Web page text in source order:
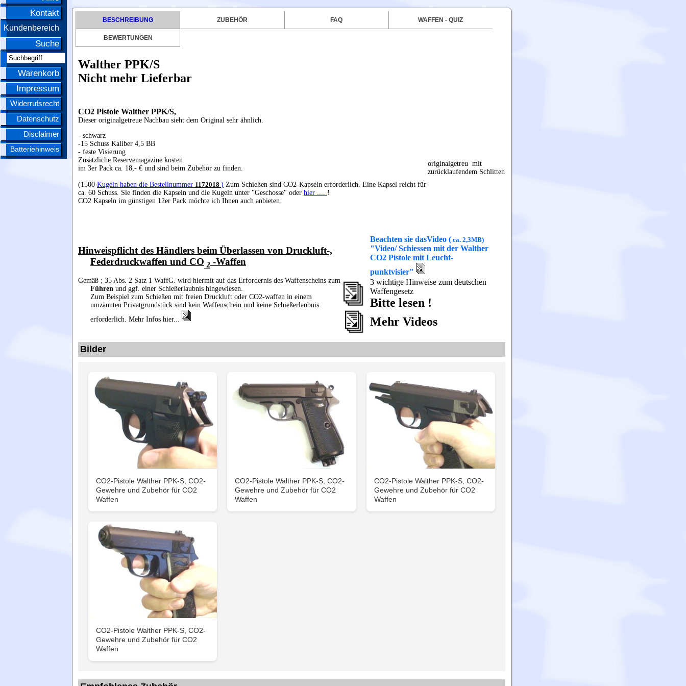
Kontakt
Kundenbereich
Suche
Warenkorb
Impressum
Widerrufsrecht
Datenschutz
Disclaimer
Batteriehinweis
BESCHREIBUNG ZUBEHÖR FAQ WAFFEN - QUIZ
BEWERTUNGEN
Walther PPK/S
Nicht mehr Lieferbar
CO2 Pistole Walther PPK/S,
Dieser originalgetreue Nachbau sieht dem Original sehr ähnlich.
- schwarz
-15 Schuss Kaliber 4,5 BB
- feste Visierung
Zusätzliche Reservemagazine kosten
im 3er Pack ca. 18,- € und sind beim Zubehör zu finden.
(1500 Kugeln haben die Bestellnummer 1172018 ) Zum Schießen sind CO2-Kapseln erforderlich. Eine Kapsel reicht für
ca. 60 Schuss. Sie finden die Kapseln und die Kugeln unter "Geschosse" oder hier .... !
CO2 Kapseln im günstigen 12er Pack möchte ich Ihnen auch anbieten.
originalgetreu mit
zurücklaufendem Schlitten
Hinweispflicht des Händlers beim Überlassen von Druckluft-,
Federdruckwaffen und CO 2 -Waffen
Gemäß ; 35 Abs. 2 Satz 1 WaffG. wird hiermit auf das Erfordernis des Waffenscheins zum
Führen und ggf. einer Schießerlaubnis hingewiesen.
Zum Beispiel zum Schießen mit freien Druckluft oder CO2-waffen in einem
umzäunten Privatgrundstück sind kein Waffenschein und keine Schießerlaubnis
erforderlich. Mehr Infos hier...
Beachten sie dasVideo ( ca. 2,3MB)
"Video/ Schiessen mit der Walther
CO2 Pistole mit Leucht-
punktvisier"
3 wichtige Hinweise zum deutschen
Waffengesetz
Bitte lesen !
Mehr Videos
Bilder
CO2-Pistole Walther PPK-S, CO2-
Gewehre und Zubehör für CO2
Waffen
CO2-Pistole Walther PPK-S, CO2-
Gewehre und Zubehör für CO2
Waffen
CO2-Pistole Walther PPK-S, CO2-
Gewehre und Zubehör für CO2
Waffen
CO2-Pistole Walther PPK-S, CO2-
Gewehre und Zubehör für CO2
Waffen